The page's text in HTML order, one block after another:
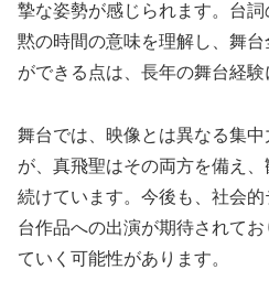
摯な姿勢が感じられます。台
黙の時間の意味を理解し、舞
ができる点は、長年の舞台経験
舞台では、映像とは異なる集
が、真飛聖はその両方を備え
続けています。今後も、社会
台作品への出演が期待されて
ていく可能性があります。